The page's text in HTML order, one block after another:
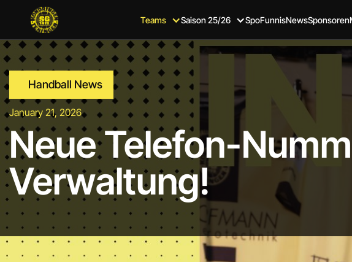
Teams Saison 25/26 SpoFunnisNewsSponsoren
Handball News
January 21, 2026
Neue Telefon-
Verwaltung!